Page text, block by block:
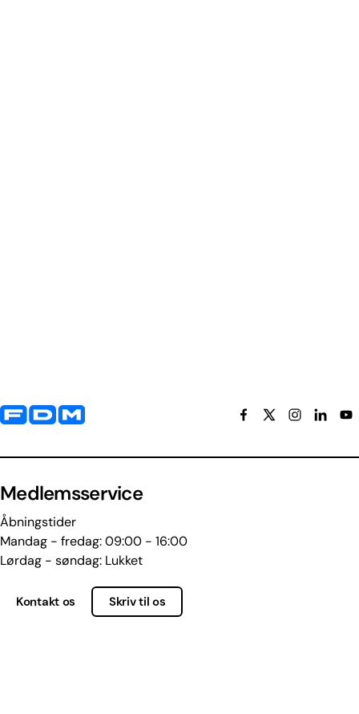
Yderligere information og kontaktoplysninger
Medlemsservice
Åbningstider
Mandag - fredag: 09:00 - 16:00
Lørdag - søndag: Lukket
Kontakt os Skriv til os